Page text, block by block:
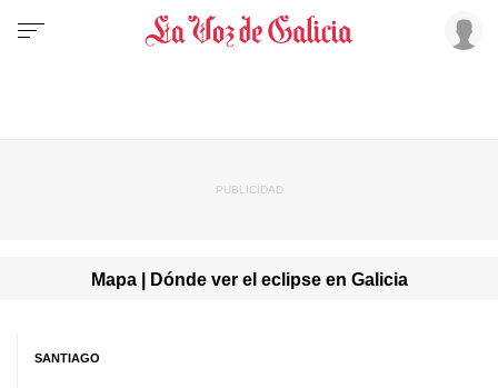
Mapa | Dónde ver el eclipse en Galicia
SANTIAGO